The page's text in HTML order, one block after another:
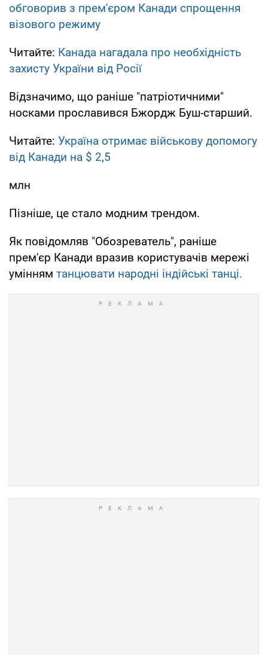
обговорив з прем'єром Канади спрощення
візового режиму
Читайте: Канада нагадала про необхідність
захисту України від Росії
Відзначимо, що раніше "патріотичними"
носками прославився Бжордж Буш-старший.
Читайте: Україна отримає військову допомогу
від Канади на $ 2,5
млн
Пізніше, це стало модним трендом.
Як повідомляв "Обозреватель", раніше
прем'єр Канади вразив користувачів мережі
умінням танцювати народні індійські танці.